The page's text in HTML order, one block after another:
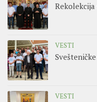
VESTI
VESTI